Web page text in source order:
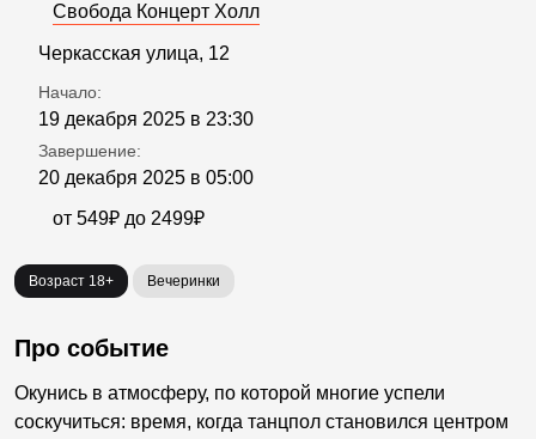
Свобода Концерт Холл
Черкасская улица, 12
Начало:
19 декабря 2025 в 23:30
Завершение:
20 декабря 2025 в 05:00
от 549₽ до 2499₽
Возраст 18+ Вечеринки
Про событие
Окунись в атмосферу, по которой многие успели
соскучиться: время, когда танцпол становился центром